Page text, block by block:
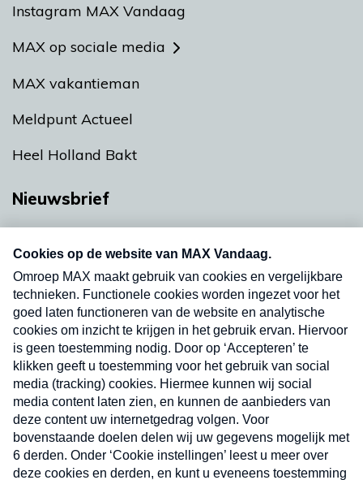
Instagram MAX Vandaag
MAX op sociale media
MAX vakantieman
Meldpunt Actueel
Heel Holland Bakt
Nieuwsbrief
nieuwsbrief. Elke vrijdag- en dinsdagochtend in
uw mailbox.
Verzend
Nieuwsbrief